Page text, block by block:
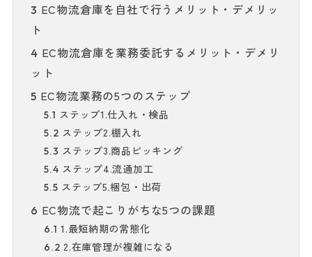
3 EC物流倉庫を自社で行うメリット・デメリッ
ト
4 EC物流倉庫を業務委託するメリット・デメリ
ット
5 EC物流業務の5つのステップ
5.1 ステップ1.仕入れ・検品
5.2 ステップ2.棚入れ
5.3 ステップ3.商品ピッキング
5.4 ステップ4.流通加工
5.5 ステップ5.梱包・出荷
6 EC物流で起こりがちな5つの課題
6.1 1.最短納期の常態化
6.2 2.在庫管理が複雑になる